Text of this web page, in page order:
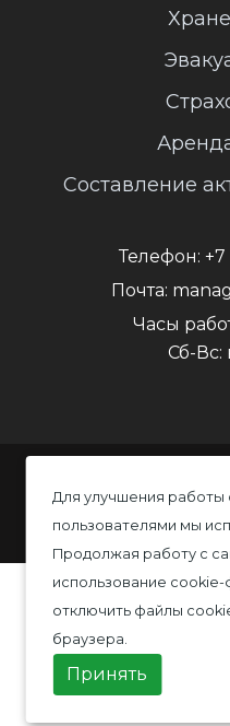
Для улучшения работы
пользователями мы
Продолжая работу с
использование
отключить файлы
браузера.
Принять
Составление
Телефон:
Почта:
Часы
Сб-Вс:
Политика